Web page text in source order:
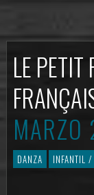
LE PETIT
DANZA INFANTIL